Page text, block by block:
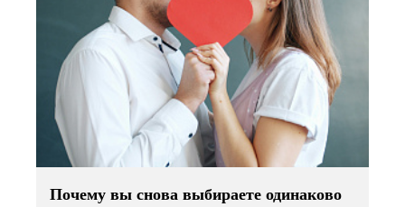
Почему вы снова выбираете одинаково